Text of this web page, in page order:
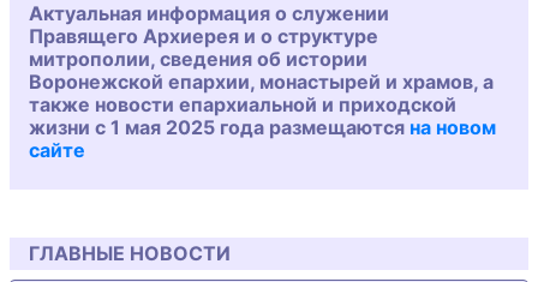
Актуальная информация о служении
Правящего Архиерея и о структуре
митрополии, сведения об истории
Воронежской епархии, монастырей и храмов, а
также новости епархиальной и приходской
жизни с 1 мая 2025 года размещаются на новом
сайте
ГЛАВНЫЕ НОВОСТИ